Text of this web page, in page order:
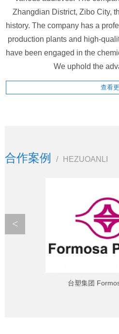
Zhangdian District, Zibo City,
history. The company has a
production plants and high-
have been engaged in the
We uphold the
查看
合作案例 / HEZUOANLI
台塑集团
<